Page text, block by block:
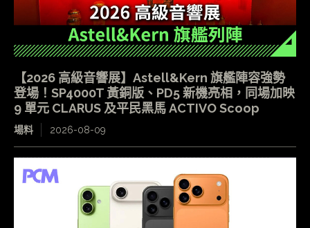
【2026 高級音響展】Astell&Kern 旗艦陣容強勢
登場！SP4000T 黃銅版、PD5 新機亮相，同場加映
9 單元 CLARUS 及平民黑馬 ACTIVO Scoop
場料 2026-08-09